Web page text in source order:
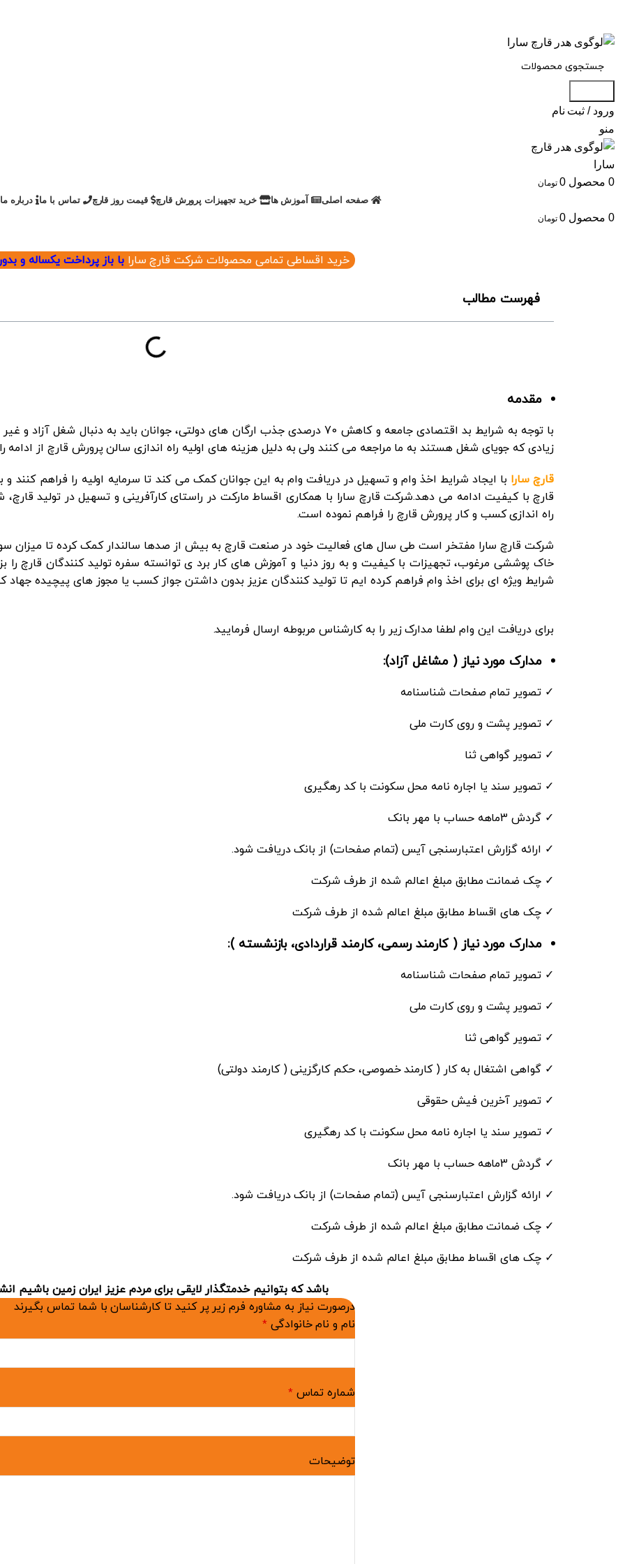
ورود / ثبت نام
منو
0 محصول 0 تومان
صفحه اصلی آموزش ها خرید تجهیزات پرورش قارچ قیمت روز قارچ تماس با ما درباره ما
0 محصول 0 تومان
خرید اقساطی تمامی محصولات شرکت قارچ سارابا باز پرداخت یکساله و
فهرست مطالب
مقدمه
با توجه به شرایط بد اقتصادی جامعه و کاهش 70 درصدی جذب ارگان های دولتی، جوانان باید به
زیادی که جویای شغل هستند به ما مراجعه می کنند ولی به دلیل هزینه های اولیه راه اندازی سالن پرورش قارچ از
قارچ سارا با ایجاد شرایط اخذ وام و تسهیل در دریافت وام به این جوانان کمک می کند تا سرمایه اولیه را فراهم کنند
قارچ با کیفیت ادامه می دهد.شرکت قارچ سارا با همکاری اقساط مارکت در راستای کارآفرینی و تسهیل در تولید قارچ،
راه اندازی کسب و کار پرورش قارچ را فراهم نموده است.
شرکت قارچ سارا مفتخر است طی سال های فعالیت خود در صنعت قارچ به بیش از صدها سالندار کمک کرده تا میزان
خاک پوششی مرغوب، تجهیزات با کیفیت و به روز دنیا و آموزش های کار برد ی توانسته سفره تولید کنندگان قارچ را
شرایط ویژه ای برای اخذ وام فراهم کرده ایم تا تولید کنندگان عزیز بدون داشتن جواز کسب یا مجوز های پیچیده
برای دریافت این وام لطفا مدارک زیر را به کارشناس مربوطه ارسال فرمایید.
مدارک مورد نیاز ( مشاغل آزاد):
✓ تصویر تمام صفحات شناسنامه
✓ تصویر پشت و روی کارت ملی
✓ تصویر گواهی ثنا
✓ تصویر سند یا اجاره نامه محل سکونت با کد رهگیری
✓ گردش3ماهه حساب با مهر بانک
✓ ارائه گزارش اعتبارسنجی آیس (تمام صفحات) از بانک دریافت شود.
✓ چک ضمانت مطابق مبلغ اعالم شده از طرف شرکت
✓ چک های اقساط مطابق مبلغ اعالم شده از طرف شرکت
مدارک مورد نیاز ( کارمند رسمی، کارمند قراردادی، بازنشسته ):
✓ تصویر تمام صفحات شناسنامه
✓ تصویر پشت و روی کارت ملی
✓ تصویر گواهی ثنا
✓ گواهی اشتغال به کار ( کارمند خصوصی، حکم کارگزینی ( کارمند دولتی)
✓ تصویر آخرین فیش حقوقی
✓ تصویر سند یا اجاره نامه محل سکونت با کد رهگیری
✓ گردش3ماهه حساب با مهر بانک
✓ ارائه گزارش اعتبارسنجی آیس (تمام صفحات) از بانک دریافت شود.
✓ چک ضمانت مطابق مبلغ اعالم شده از طرف شرکت
✓ چک های اقساط مطابق مبلغ اعالم شده از طرف شرکت
باشد که بتوانیم خدمتگذار لایقی برای مردم عزیز ایران زمین باشیم
درصورت نیاز به مشاوره فرم زیر پر کنید تا کارشناسان با شما تماس بگیرند
نام و نام خانوادگی *
شماره تماس *
توضیحات